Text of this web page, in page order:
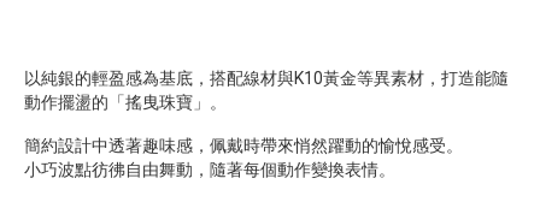
以純銀的輕盈感為基底，搭配線材與K10黃金等異素材，打造能隨
動作擺盪的「搖曳珠寶」。
簡約設計中透著趣味感，佩戴時帶來悄然躍動的愉悅感受。
小巧波點彷彿自由舞動，隨著每個動作變換表情。